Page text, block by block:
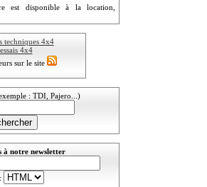
est disponible à la location,
techniques 4x4
4x4
sur le site
: TDI, Pajero...)
à notre newsletter